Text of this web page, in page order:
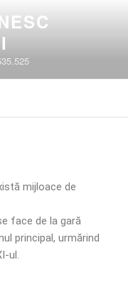
mijloace de
face de la gară
principal, urmărind
ul.